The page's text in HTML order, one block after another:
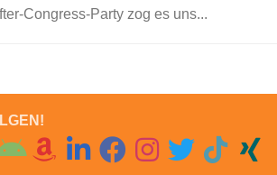
Congress-Party zog es uns...